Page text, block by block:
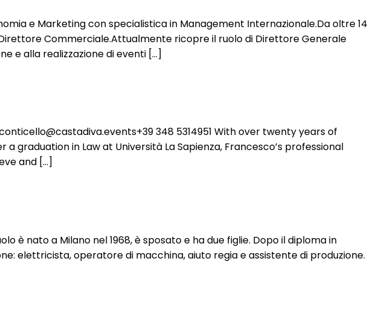
e Marketing con specialistica in Management Internazionale.Da oltre 14
Commerciale.Attualmente ricopre il ruolo di Direttore Generale
e alla realizzazione di eventi […]
348 5314951 With over twenty years of
graduation in Law at Università La Sapienza, Francesco’s professional
and […]
è nato a Milano nel 1968, è sposato e ha due figlie. Dopo il diploma in
elettricista, operatore di macchina, aiuto regia e assistente di produzione.